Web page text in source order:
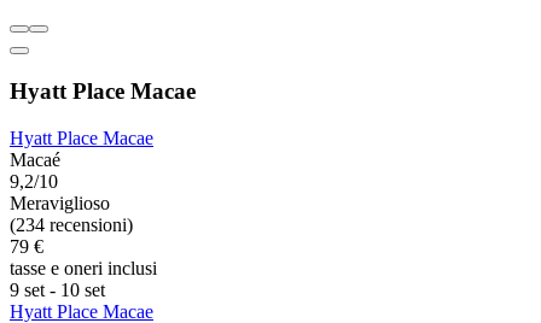
Hyatt Place Macae
Hyatt Place Macae
Macaé
9,2/10
Meraviglioso
(234 recensioni)
79 €
tasse e oneri inclusi
9 set - 10 set
Hyatt Place Macae